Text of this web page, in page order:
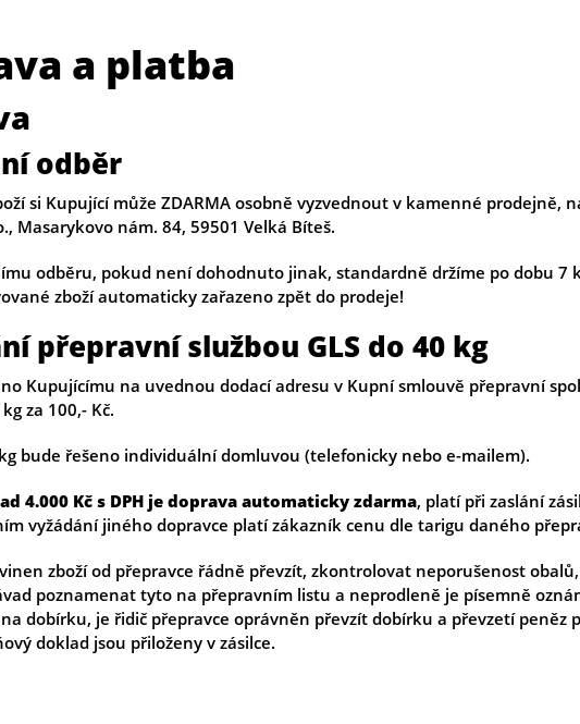
a platba
odběr
si Kupující může ZDARMA osobně vyzvednout v kamenné prodejně,
Masarykovo nám. 84, 59501 Velká Bíteš.
odběru, pokud není dohodnuto jinak, standardně držíme po dobu 7
zboží automaticky zařazeno zpět do prodeje!
přepravní službou GLS do 40 kg
Kupujícímu na uvednou dodací adresu v Kupní smlouvě přepravní
za 100,- Kč.
bude řešeno individuální domluvou (telefonicky nebo e-mailem).
4.000 Kč s DPH je doprava automaticky zdarma, platí při zaslání
vyžádání jiného dopravce platí zákazník cenu dle tarigu daného
zboží od přepravce řádně převzít, zkontrolovat neporušenost
poznamenat tyto na přepravním listu a neprodleně je písemně
na dobírku, je řidič přepravce oprávněn převzít dobírku a převzetí
doklad jsou přiloženy v zásilce.